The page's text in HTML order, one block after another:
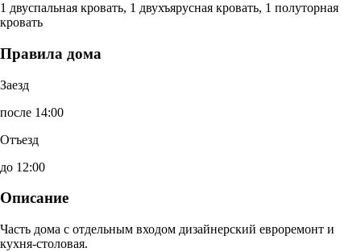
1 двуспальная кровать, 1 двухъярусная кровать, 1 полуторная
кровать
Правила дома
Заезд
после 14:00
Отъезд
до 12:00
Описание
Часть дома с отдельным входом дизайнерский евроремонт и
кухня-столовая.